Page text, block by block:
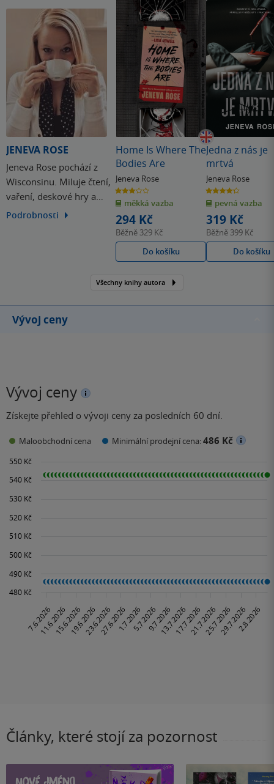
JENEVA ROSE
Jeneva Rose pochází z
Wisconsinu. Miluje čtení,
vaření, deskové hry a
víno, také ráda sleduje
Podrobnosti
Home Is Where The
Bodies Are
Jeneva Rose
3.0
z
5
hvězdiček
měkká vazba
294 Kč
Běžně 329 Kč
Do košíku
Jedna z nás je
mrtvá
Jeneva Rose
4.3
z
5
hvězdiček
pevná vazba
319 Kč
Běžně 399 Kč
Do košíku
Všechny knihy autora
Vývoj ceny
Vývoj ceny
Získejte přehled o vývoji ceny za posledních 60 dní.
Maloobchodní cena Minimální prodejní cena:486 Kč
Články, které stojí za pozornost